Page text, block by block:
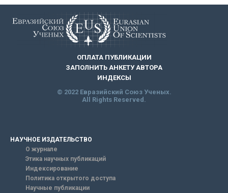
ОПЛАТА ПУБЛИКАЦИИ
ЗАПОЛНИТЬ АНКЕТУ АВТОРА
ИНДЕКСЫ
© 2022 Евразийский Союз Ученых.
All Rights Reserved.
НАУЧНОЕ ИЗДАТЕЛЬСТВО
О журнале
Этика научных публикаций
Индексирование
Политика открытого доступа
Научные публикации